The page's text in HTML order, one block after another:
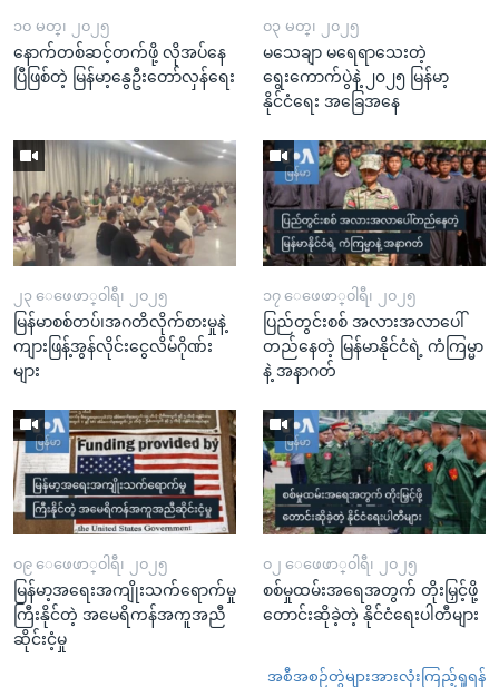
၁၀ မတ္၊ ၂၀၂၅
နောက်တစ်ဆင့်တက်ဖို့ လိုအပ်နေ
ပြီဖြစ်တဲ့ မြန်မာ့နွေဦးတော်လှန်ရေး
၀၃ မတ္၊ ၂၀၂၅
မသေချာ မရေရာသေးတဲ့
ရွေးကောက်ပွဲနဲ့ ၂၀၂၅ မြန်မာ့
နိုင်ငံရေး အခြေအနေ
၂၃ ေဖေဖာ္၀ါရီ၊ ၂၀၂၅
မြန်မာစစ်တပ်၊အဂတိလိုက်စားမှုနဲ့
ကျားဖြန့်အွန်လိုင်းငွေလိမ်ဂိုဏ်း
များ
၁၇ ေဖေဖာ္၀ါရီ၊ ၂၀၂၅
ပြည်တွင်းစစ် အလားအလာပေါ်
တည်နေတဲ့ မြန်မာနိုင်ငံရဲ့ ကံကြမ္မာ
နဲ့ အနာဂတ်
၀၉ ေဖေဖာ္၀ါရီ၊ ၂၀၂၅
မြန်မာ့အရေးအကျိုးသက်ရောက်မှု
ကြီးနိုင်တဲ့ အမေရိကန်အကူအညီ
ဆိုင်းငံ့မှု
၀၂ ေဖေဖာ္၀ါရီ၊ ၂၀၂၅
စစ်မှုထမ်းအရေအတွက် တိုးမြှင့်ဖို့
တောင်းဆိုခဲ့တဲ့ နိုင်ငံရေးပါတီများ
အစီအစဉ်တွဲများအားလုံးကြည့်ရှုရန်